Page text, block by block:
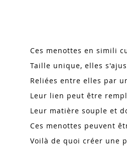
Ces menottes en simili
Taille unique, elles
Reliées entre elles par
Leur lien peut être
Leur matière souple et
Ces menottes peuvent
Voilà de quoi créer une